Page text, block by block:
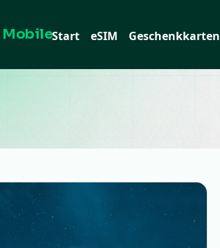
MobileStart eSIM Geschenkkarten